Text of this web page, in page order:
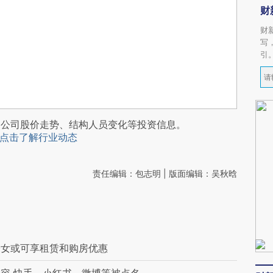
司股价走势、结构人员变化等投资信息。
点击了解行业动态
责任编辑：包志明 | 版面编辑：吴秋晗
或可享租赁和购房优惠
财
财
写
引